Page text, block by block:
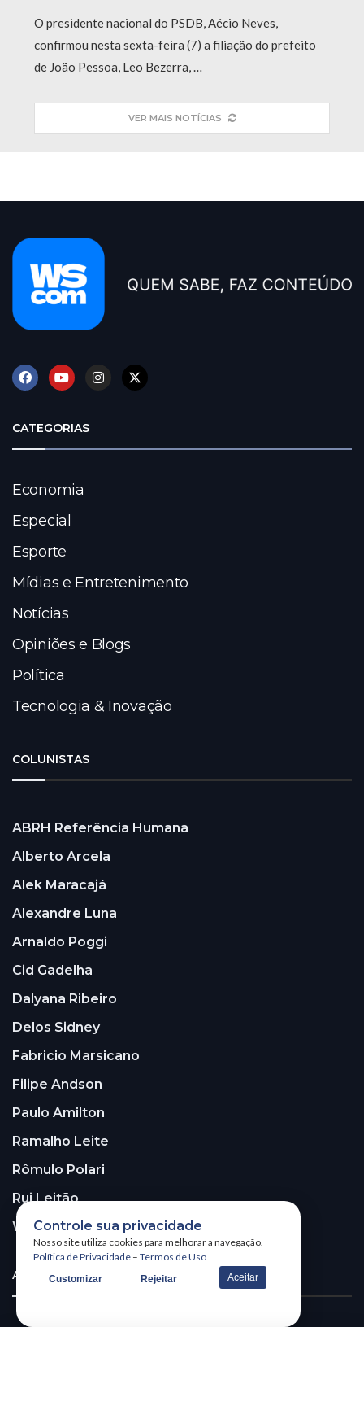
O presidente nacional do PSDB, Aécio Neves,
confirmou nesta sexta-feira (7) a filiação do prefeito
de João Pessoa, Leo Bezerra, …
VER MAIS NOTÍCIAS
CATEGORIAS
Economia
Especial
Esporte
Mídias e Entretenimento
Notícias
Opiniões e Blogs
Política
Tecnologia & Inovação
COLUNISTAS
ABRH Referência Humana
Alberto Arcela
Alek Maracajá
Alexandre Luna
Arnaldo Poggi
Cid Gadelha
Dalyana Ribeiro
Delos Sidney
Fabricio Marsicano
Filipe Andson
Paulo Amilton
Ramalho Leite
Rômulo Polari
Rui Leitão
Walter Santos
ASSINE A NOSSA NEWSLETTER!
Controle sua privacidade
Nosso site utiliza cookies para melhorar a navegação.
Política de Privacidade – Termos de Uso
Customizar Rejeitar Aceitar